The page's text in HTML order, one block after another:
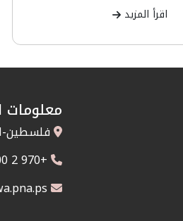
اقرأ المزيد
معلومات
فلسطين-
+970 2 2933000